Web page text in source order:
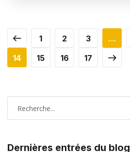
1 2 3 …
14
15 16 17
Dernières entrées du blog